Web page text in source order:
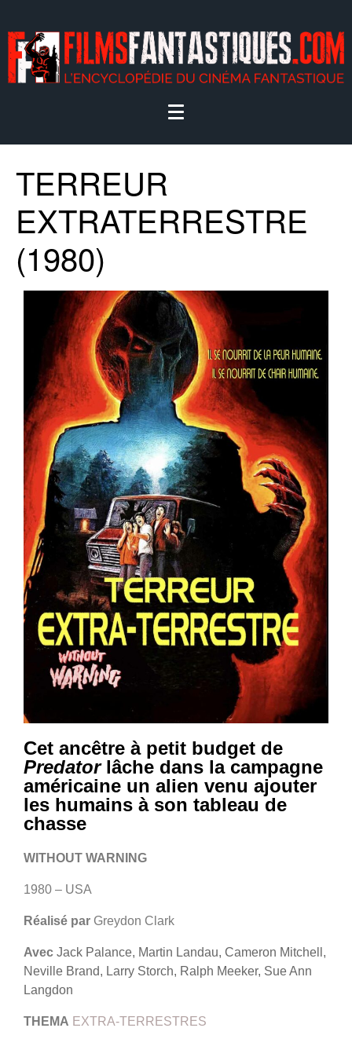
TERREUR
EXTRATERRESTRE
(1980)
Cet ancêtre à petit budget de
Predatorlâche dans la campagne
américaine un alien venu ajouter
les humains à son tableau de
chasse
WITHOUT WARNING
1980 – USA
Réalisé par Greydon Clark
Avec Jack Palance, Martin Landau, Cameron Mitchell,
Neville Brand, Larry Storch, Ralph Meeker, Sue Ann
Langdon
THEMA EXTRA-TERRESTRES